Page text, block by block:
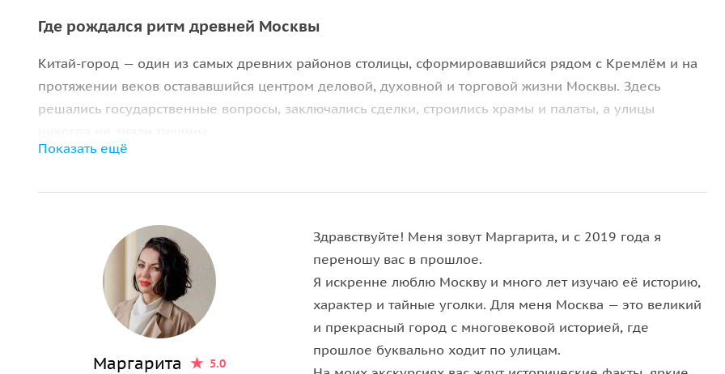
Где рождался ритм древней Москвы
Китай-город — один из самых древних районов столицы, сформировавшийся рядом с Кремлём и на
протяжении веков остававшийся центром деловой, духовной и торговой жизни Москвы. Здесь
решались государственные вопросы, заключались сделки, строились храмы и палаты, а улицы
традиций до купеческих капиталов, от юродивых до банкиров, от трактиров до первых финансовых
Торговый и деловой центр старой столицы
Мы поговорим о том, какую роль играл Гостиный двори кто именно здесь «гостил», почему Китай-
город называли деловым сердцем Москвы и за что этот район сравнивают с «московской Уолл-
стрит». Вы узнаете, как велась торговля в XVIII веке, где располагались банки, конторы и торговые
ряды, и каким образом здесь формировались финансовые судьбы города.
Показать ещё
Маргарита 5.0
Здравствуйте! Меня зовут Маргарита, и с 2019 года я
переношу вас в прошлое.
Я искренне люблю Москву и много лет изучаю её историю,
характер и тайные уголки. Для меня Москва — это великий
и прекрасный город с многовековой историей, где
прошлое буквально ходит по улицам.